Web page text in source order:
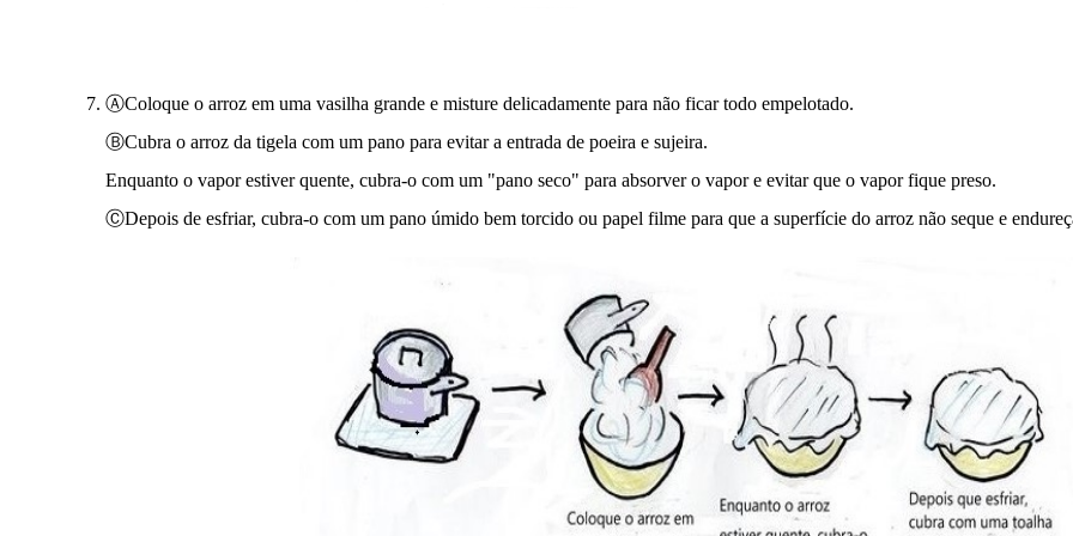
ⒶColoque o arroz em uma vasilha grande e misture delicadamente para não ficar todo empelotado.
ⒷCubra o arroz da tigela com um pano para evitar a entrada de poeira e sujeira.
Enquanto o vapor estiver quente, cubra-o com um "pano seco" para absorver o vapor e evitar que o vapor fique preso.
ⒸDepois de esfriar, cubra-o com um pano úmido bem torcido ou papel filme para que a superfície do arroz não seque e